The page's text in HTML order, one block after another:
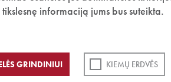
informaciją jums bus suteikta.
GRINDINIUI KIEMŲ ERDVĖS